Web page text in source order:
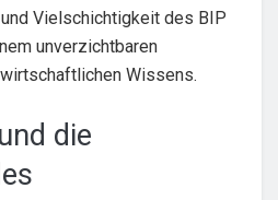
Vielschichtigkeit des BIP
unverzichtbaren
Wissens.
die